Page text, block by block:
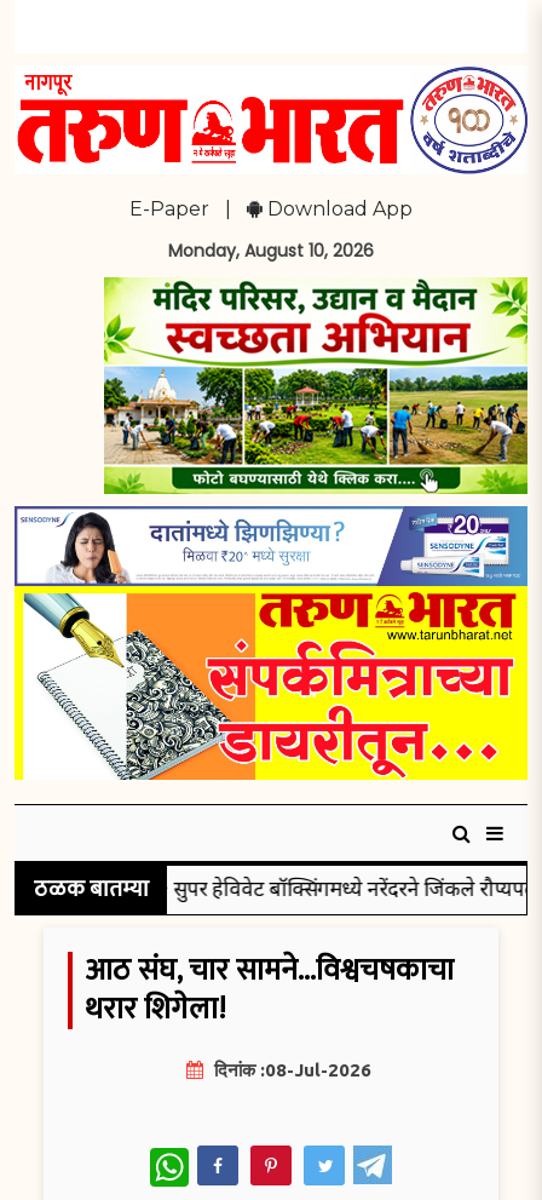
E-Paper Download App
Monday, August 10, 2026
ठळक बातम्यासुपर हेविवेट बॉक्सिंगमध्ये नरेंदरने जिंकले रौप्यपदक
आठ संघ, चार सामने...विश्वचषकाचा
थरार शिगेला!
दिनांक :08-Jul-2026
WhatsApp